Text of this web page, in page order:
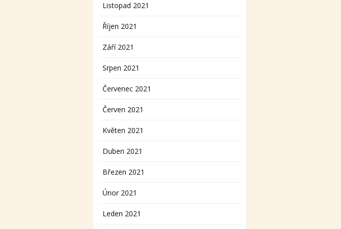
Listopad 2021
Říjen 2021
Září 2021
Srpen 2021
Červenec 2021
Červen 2021
Květen 2021
Duben 2021
Březen 2021
Únor 2021
Leden 2021